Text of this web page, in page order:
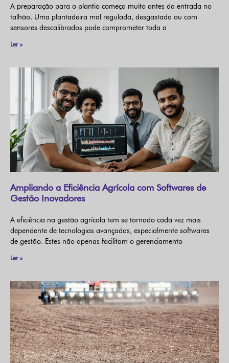
A preparação para o plantio começa muito antes da entrada no
talhão. Uma plantadeira mal regulada, desgastada ou com
sensores descalibrados pode comprometer toda a
Ler »
Ampliando a Eficiência Agrícola com Softwares de
Gestão Inovadores
A eficiência na gestão agrícola tem se tornado cada vez mais
dependente de tecnologias avançadas, especialmente softwares
de gestão. Estes não apenas facilitam o gerenciamento
Ler »